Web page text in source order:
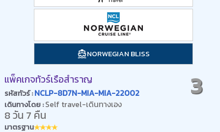
NORWEGIAN BLISS
แพ็คเกจทัวร์เรือสำราญ
รหัสทัวร์ :NCLP-8D7N-MIA-MIA-22002 3
เดินทางโดย :Self travel-เดินทางเอง
8 วัน 7 คืน
มาตรฐาน